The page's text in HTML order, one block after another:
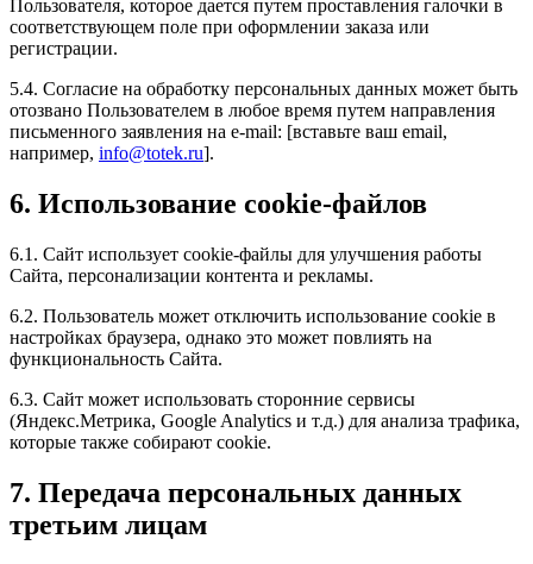
Пользователя, которое дается путем проставления галочки в
соответствующем поле при оформлении заказа или
регистрации.
5.4. Согласие на обработку персональных данных может быть
отозвано Пользователем в любое время путем направления
письменного заявления на e-mail: [вставьте ваш email,
например, info@totek.ru].
6. Использование cookie-файлов
6.1. Сайт использует cookie-файлы для улучшения работы
Сайта, персонализации контента и рекламы.
6.2. Пользователь может отключить использование cookie в
настройках браузера, однако это может повлиять на
функциональность Сайта.
6.3. Сайт может использовать сторонние сервисы
(Яндекс.Метрика, Google Analytics и т.д.) для анализа трафика,
которые также собирают cookie.
7. Передача персональных данных
третьим лицам